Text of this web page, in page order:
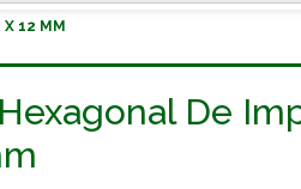
12 MM
De